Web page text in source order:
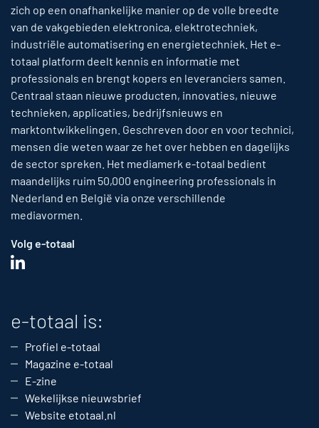
zich op een onafhankelijke manier op de volle breedte
van de vakgebieden elektronica, elektrotechniek,
industriële automatisering en energietechniek. Het e-
totaal platform deelt kennis en informatie met
professionals en brengt kopers en leveranciers samen.
Centraal staan nieuwe producten, innovaties, nieuwe
technieken, applicaties, bedrijfsnieuws en
marktontwikkelingen. Geschreven door en voor technici,
mensen die weten waar ze het over hebben en dagelijks
de sector spreken. Het mediamerk e-totaal bedient
maandelijks ruim 50,000 engineering professionals in
Nederland en België via onze verschillende
mediavormen.
Volg e-totaal
e-totaal is:
Profiel e-totaal
Magazine e-totaal
E-zine
Wekelijkse nieuwsbrief
Website etotaal.nl